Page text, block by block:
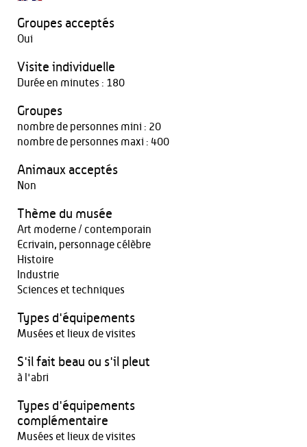
Groupes acceptés
Oui
Visite individuelle
Durée en minutes : 180
Groupes
nombre de personnes mini : 20
nombre de personnes maxi : 400
Animaux acceptés
Non
Thème du musée
Art moderne / contemporain
Ecrivain, personnage célèbre
Histoire
Industrie
Sciences et techniques
Types d'équipements
Musées et lieux de visites
S'il fait beau ou s'il pleut
à l'abri
Types d'équipements
complémentaire
Musées et lieux de visites